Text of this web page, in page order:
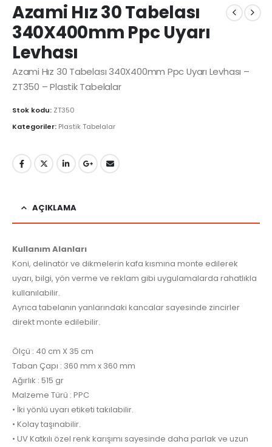
Azami Hız 30 Tabelası
340X400mm Ppc Uyarı
Levhası
Azami Hız 30 Tabelası 340X400mm Ppc Uyarı Levhası –
ZT350 – Plastik Tabelalar
Stok kodu: ZT350
Kategoriler: Plastik Tabelalar
AÇIKLAMA
Kullanım Alanları
Koni, delinatör ve dikmelerin kafa kısmına monte edilerek
uyarı, bilgi, yön verme ve reklam gibi uygulamalarda rahatlıkla
kullanılabilir.
Ayrıca tabelanın yanlarındaki kancalar sayesinde zincirler
direkt monte edilebilir.
Ölçü : 40 cm X 35 cm
Taban Çapı : 360 mm x 360 mm
Ağırlık : 515 gr
Malzeme Türü : PPC
• İki yönlü uyarı etiketi takılabilir.
• Kolay taşınabilir.
• UV Katkılı özel renk karışımı sayesinde daha parlak ve uzun